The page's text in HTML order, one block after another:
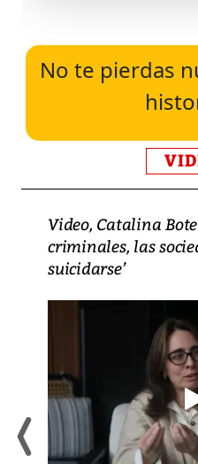
No te pierdas
Video, Catalina
criminales, las
suicidarse’